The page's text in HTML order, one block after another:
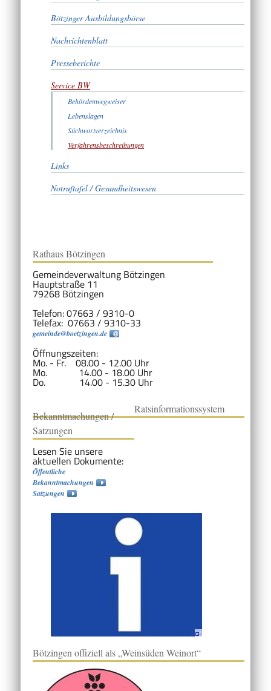
Bötzinger Ausbildungsbörse
Nachrichtenblatt
Presseberichte
Service BW
Behördenwegweiser
Lebenslagen
Stichwortverzeichnis
Verfahrensbeschreibungen
Links
Notruftafel / Gesundheitswesen
Rathaus Bötzingen
Gemeindeverwaltung Bötzingen
Hauptstraße 11
79268 Bötzingen
Telefon: 07663 / 9310-0
Telefax: 07663 / 9310-33
gemeinde@boetzingen.de
Öffnungszeiten:
Mo. - Fr. 08.00 - 12.00 Uhr
Mo. 14.00 - 18.00 Uhr
Do. 14.00 - 15.30 Uhr
Bekanntmachungen /
Satzungen
Lesen Sie unsere
aktuellen Dokumente:
Öffentliche
Bekanntmachungen
Satzungen
Ratsinformationssystem
Bötzingen offiziell als „Weinsüden Weinort“